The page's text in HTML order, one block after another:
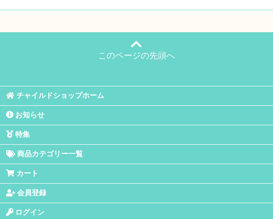
このページの先頭へ
チャイルドショップホーム
お知らせ
特集
商品カテゴリー一覧
カート
会員登録
ログイン